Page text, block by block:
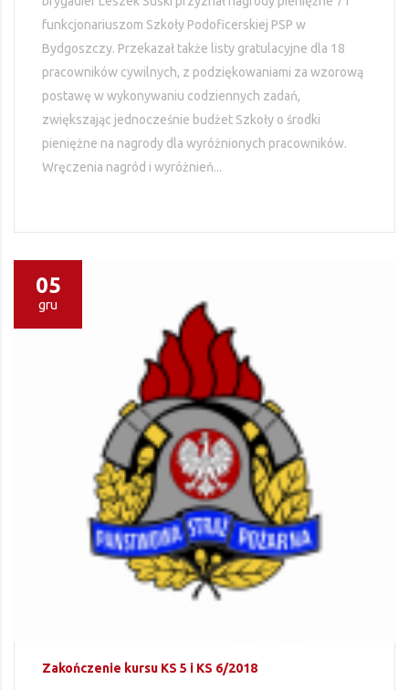
funkcjonariuszom Szkoły Podoficerskiej PSP w
Bydgoszczy. Przekazał także listy gratulacyjne dla 18
pracowników cywilnych, z podziękowaniami za wzorową
postawę w wykonywaniu codziennych zadań,
zwiększając jednocześnie budżet Szkoły o środki
pieniężne na nagrody dla wyróżnionych pracowników.
Wręczenia nagród i wyróżnień...
05
gru
Zakończenie kursu KS 5 i KS 6/2018